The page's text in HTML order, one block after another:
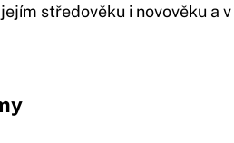
středověku i novověku a